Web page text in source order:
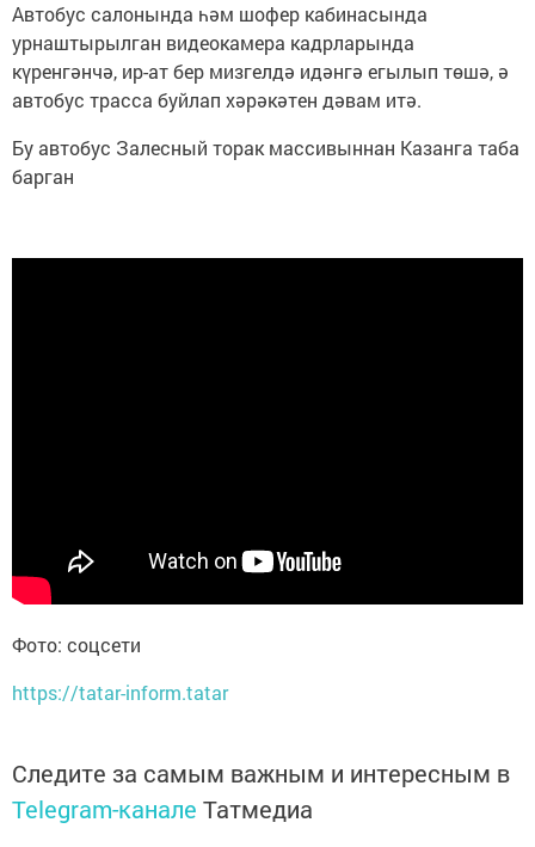
Автобус салонында һәм шофер кабинасында
урнаштырылган видеокамера кадрларында
күренгәнчә, ир-ат бер мизгелдә идәнгә егылып төшә, ә
автобус трасса буйлап хәрәкәтен дәвам итә.
Бу автобус Залесный торак массивыннан Казанга таба
барган
Фото: соцсети
https://tatar-inform.tatar
Следите за самым важным и интересным в
Telegram-канале Татмедиа